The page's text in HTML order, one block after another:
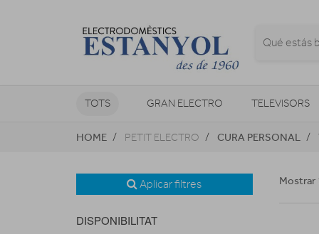
TOTS GRAN ELECTRO TELEVISORS
CLIMATITZACIÓ I CALEFACCIÓ
HOME PETIT ELECTRO CURA PERSONAL
Aplicar filtres
DISPONIBILITAT
Mostrar